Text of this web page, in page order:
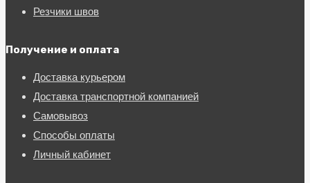
Резчики швов
Получение и оплата
Доставка курьером
Доставка транспортной компанией
Самовывоз
Способы оплаты
Личный кабинет